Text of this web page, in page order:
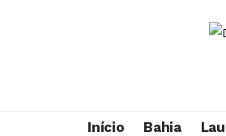
Início Bahia